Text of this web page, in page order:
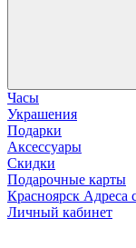
Часы
Украшения
Подарки
Аксессуары
Скидки
Подарочные карты
Красноярск Адреса
Личный кабинет